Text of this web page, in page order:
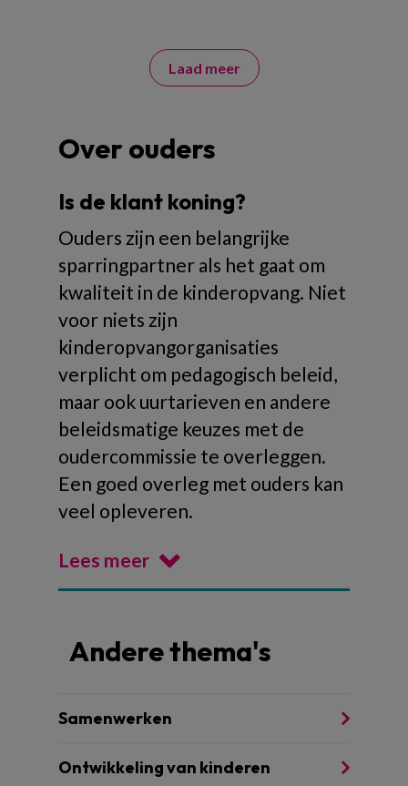
Laad meer
Over ouders
Is de klant koning?
Ouders zijn een belangrijke
sparringpartner als het gaat om
kwaliteit in de kinderopvang. Niet
voor niets zijn
kinderopvangorganisaties
verplicht om pedagogisch beleid,
maar ook uurtarieven en andere
beleidsmatige keuzes met de
oudercommissie te overleggen.
Een goed overleg met ouders kan
veel opleveren.
Lees meer
Andere thema's
Samenwerken
Ontwikkeling van kinderen